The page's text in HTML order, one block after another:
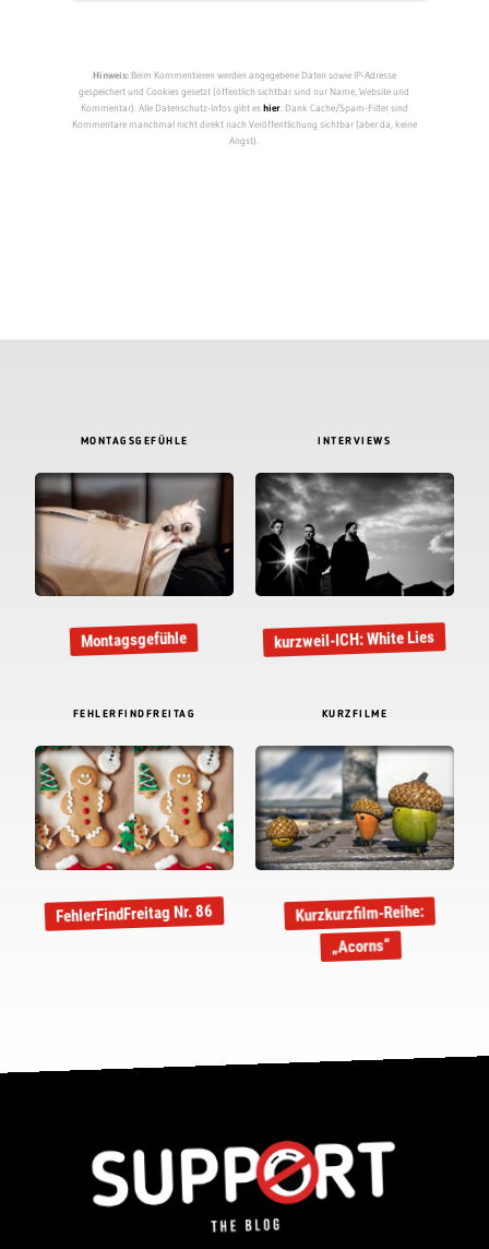
Hinweis:Beim Kommentieren werden angegebene Daten sowie IP-Adresse
gespeichert und Cookies gesetzt (öffentlich sichtbar sind nur Name, Website und
Kommentar). Alle Datenschutz-Infos gibt eshier. Dank Cache/Spam-Filter sind
Kommentare manchmal nicht direkt nach Veröffentlichung sichtbar (aber da, keine
Angst).
MONTAGSGEFÜHLE
Montagsgefühle
INTERVIEWS
kurzweil-ICH: White Lies
FEHLERFINDFREITAG
FehlerFindFreitag Nr. 86
KURZFILME
Kurzkurzfilm-Reihe:
„Acorns“